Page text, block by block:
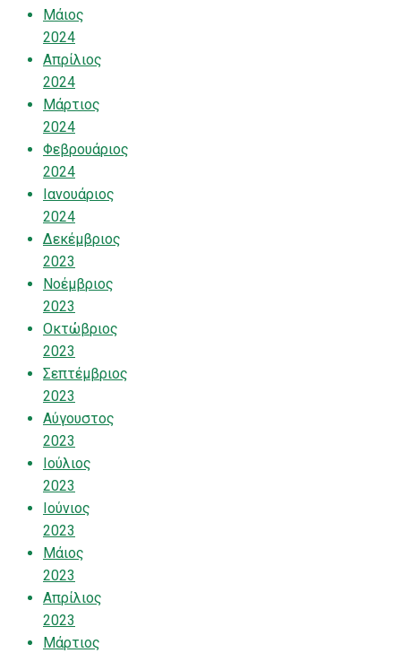
Μάιος
2024
Απρίλιος
2024
Μάρτιος
2024
Φεβρουάριος
2024
Ιανουάριος
2024
Δεκέμβριος
2023
Νοέμβριος
2023
Οκτώβριος
2023
Σεπτέμβριος
2023
Αύγουστος
2023
Ιούλιος
2023
Ιούνιος
2023
Μάιος
2023
Απρίλιος
2023
Μάρτιος